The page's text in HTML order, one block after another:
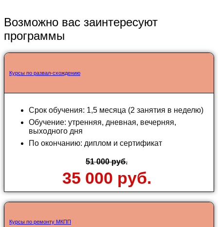
Возможно вас заинтересуют
программы
Курсы по развал-схождению
Срок обучения: 1,5 месяца (2 занятия в неделю)
Обучение: утренняя, дневная, вечерняя,
выходного дня
По окончанию: диплом и сертификат
51 000 руб.
35 000 руб.
Курсы по ремонту МКПП